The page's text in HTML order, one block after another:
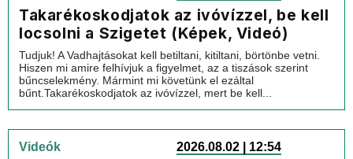
Takarékoskodjatok az ivóvízzel, be kell
locsolni a Szigetet (Képek, Videó)
Tudjuk! A Vadhajtásokat kell betiltani, kitiltani, börtönbe vetni.
Hiszen mi amire felhívjuk a figyelmet, az a tiszások szerint
bűncselekmény. Mármint mi követünk el ezáltal
bűnt.Takarékoskodjatok az ivóvízzel, mert be kell...
Videók 2026.08.02 | 12:54